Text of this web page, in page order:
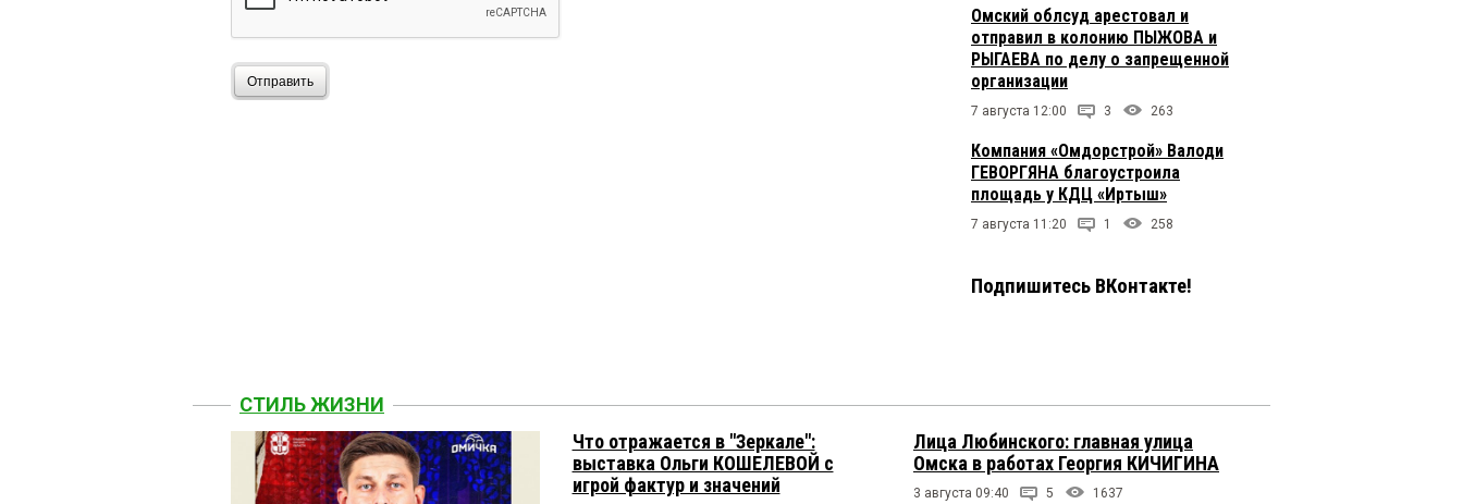
Отправить
Омский облсуд арестовал и
отправил в колонию ПЫЖОВА и
РЫГАЕВА по делу о запрещенной
организации
7 августа 12:00 3 263
Компания «Омдорстрой» Валоди
ГЕВОРГЯНА благоустроила
площадь у КДЦ «Иртыш»
7 августа 11:20 1 258
Подпишитесь ВКонтакте!
СТИЛЬ ЖИЗНИ
Что отражается в "Зеркале":
выставка Ольги КОШЕЛЕВОЙ с
игрой фактур и значений
Лица Любинского: главная улица
Омска в работах Георгия КИЧИГИНА
3 августа 09:40 5 1637